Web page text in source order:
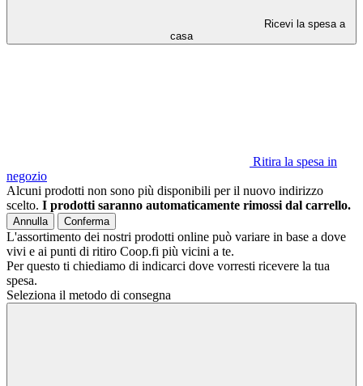
Ricevi la spesa a
casa
Ritira la spesa in
negozio
Alcuni prodotti non sono più disponibili per il nuovo indirizzo
scelto. I prodotti saranno automaticamente rimossi dal carrello.
Annulla Conferma
L'assortimento dei nostri prodotti online può variare in base a dove
vivi e ai punti di ritiro Coop.fi più vicini a te.
Per questo ti chiediamo di indicarci dove vorresti ricevere la tua
spesa.
Seleziona il metodo di consegna